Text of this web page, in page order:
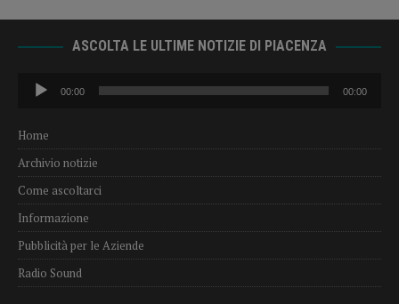
ASCOLTA LE ULTIME NOTIZIE DI PIACENZA
Audio
Player
00:00 00:00
Home
Archivio notizie
Come ascoltarci
Informazione
Pubblicità per le Aziende
Radio Sound